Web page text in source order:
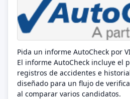
Pida un informe AutoCheck por
El informe AutoCheck incluye el
registros de accidentes e
diseñado para un flujo de
al comparar varios candidatos.